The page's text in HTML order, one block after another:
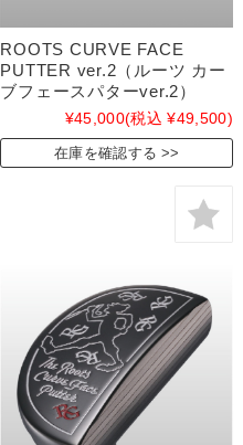
ROOTS CURVE FACE
PUTTER ver.2（ルーツ カー
ブフェースパターver.2）
¥45,000(税込 ¥49,500)
在庫を確認する